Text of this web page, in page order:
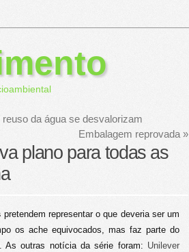
da água se desvalorizam
Embalagem reprovada »
plano para todas as
pretendem representar o que deveria ser um
os ache equivocados, mas faz parte do
As outras notícia da série foram: Unilever